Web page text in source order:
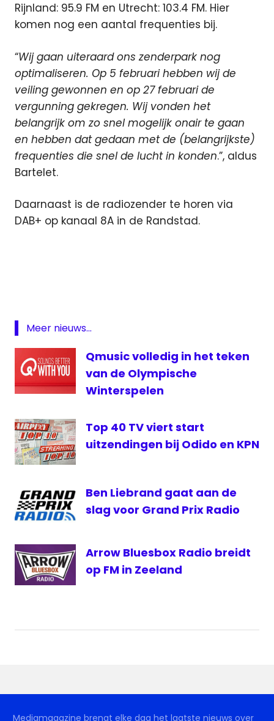
Rijnland: 95.9 FM en Utrecht: 103.4 FM. Hier
komen nog een aantal frequenties bij.
“Wij gaan uiteraard ons zenderpark nog
optimaliseren. Op 5 februari hebben wij de
veiling gewonnen en op 27 februari de
vergunning gekregen. Wij vonden het
belangrijk om zo snel mogelijk onair te gaan
en hebben dat gedaan met de (belangrijkste)
frequenties die snel de lucht in konden.”, aldus
Bartelet.
Daarnaast is de radiozender te horen via
DAB+ op kanaal 8A in de Randstad.
Qmusic
Non-stop
Maximum
Hits
Meer nieuws...
Qmusic volledig in het teken
van de Olympische
Winterspelen
Top 40 TV viert start
uitzendingen bij Odido en KPN
Ben Liebrand gaat aan de
slag voor Grand Prix Radio
Arrow Bluesbox Radio breidt
op FM in Zeeland
Mediamagazine brengt elke dag het laatste nieuws over